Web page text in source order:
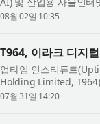
우크라이나에서 10만 회
08월 02일 10:35
T964, 이라크 디지
업타임 인스티튜트
Holding Limited,
트너십은 디지털 인프라
07월 31일 14:20